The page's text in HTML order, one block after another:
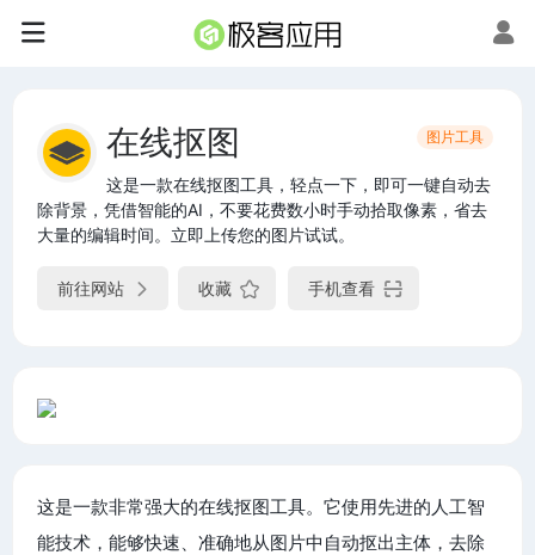
图片工具
在线抠图
这是一款在线抠图工具，轻点一下，即可一键自动去
除背景，凭借智能的AI，不要花费数小时手动拾取像素，省去
大量的编辑时间。立即上传您的图片试试。
前往网站 收藏 手机查看
这是一款非常强大的在线抠图工具。它使用先进的人工智
能技术，能够快速、准确地从图片中自动抠出主体，去除